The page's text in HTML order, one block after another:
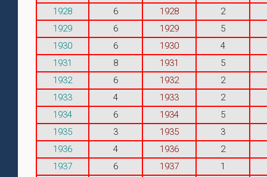
1928
6 1928
2
1929
6 1929
5
1930
6 1930
4
1931
8 1931
5
1932
6 1932
2
1933
4 1933
2
1934
6 1934
5
1935
3 1935
3
1936
4 1936
2
1937
6 1937
1